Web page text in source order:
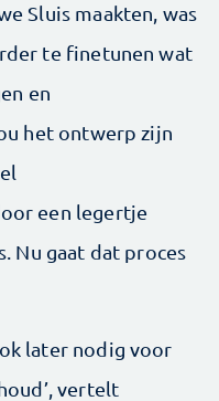
Sluis maakten, was
te finetunen wat
en
het ontwerp zijn
een legertje
Nu gaat dat proces
later nodig voor
vertelt